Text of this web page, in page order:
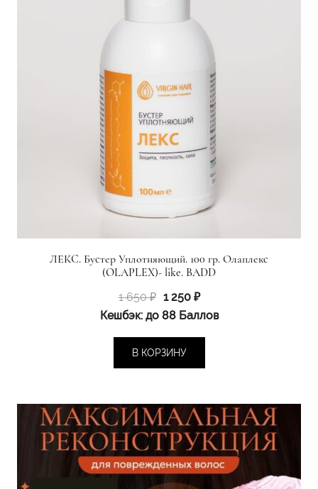
ЛЕКС. Бустер Уплотняющий. 100 гр. Олаплекс
(OLAPLEX)- like. BADD
1 650₽ Первоначальная
цена
1
650 ₽.
1 250 ₽Текущая
цена:
Кешбэк:до 88 Баллов
В КОРЗИНУ